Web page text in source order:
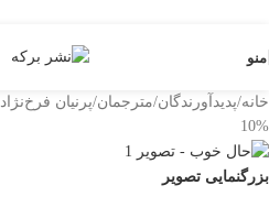
منو
خانه/پدیدآورندگان/مترجمان/پرنیان فرخ‌نژاد
10%
بزرگنمایی تصویر